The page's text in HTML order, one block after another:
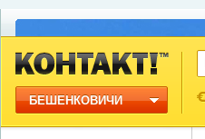
БЕШЕНКОВИЧИ